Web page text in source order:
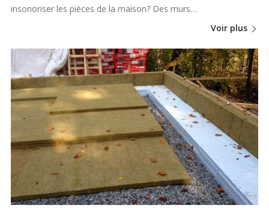
insonoriser les pièces de la maison? Des murs…
Voir plus